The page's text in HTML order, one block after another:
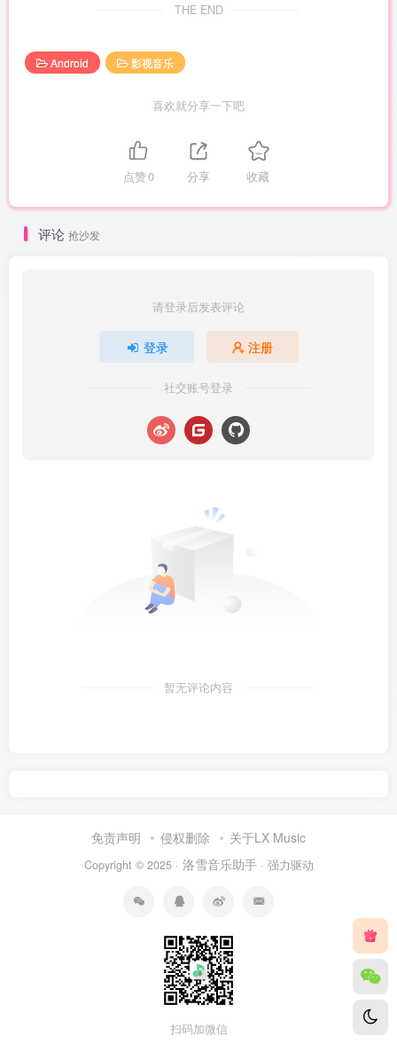
THE END
Android 影视音乐
喜欢就分享一下吧
点赞0 分享 收藏
评论 抢沙发
请登录后发表评论
登录 注册
社交账号登录
暂无评论内容
免责声明 侵权删除 关于LX Music
Copyright © 2025 · 洛雪音乐助手· 强力驱动
扫码加微信